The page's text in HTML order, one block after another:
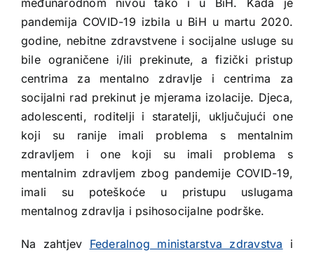
međunarodnom nivou tako i u BiH. Kada je
pandemija COVID-19 izbila u BiH u martu 2020.
godine, nebitne zdravstvene i socijalne usluge su
bile ograničene i/ili prekinute, a fizički pristup
centrima za mentalno zdravlje i centrima za
socijalni rad prekinut je mjerama izolacije. Djeca,
adolescenti, roditelji i staratelji, uključujući one
koji su ranije imali problema s mentalnim
zdravljem i one koji su imali problema s
mentalnim zdravljem zbog pandemije COVID-19,
imali su poteškoće u pristupu uslugama
mentalnog zdravlja i psihosocijalne podrške.
Na zahtjev Federalnog ministarstva zdravstva i